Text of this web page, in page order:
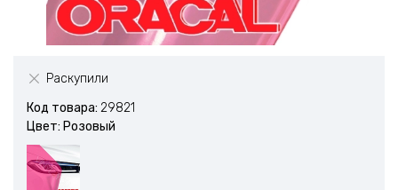
Раскупили
Код товара: 29821
Цвет: Розовый